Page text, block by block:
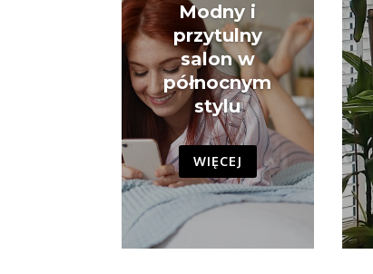
Modny i
przytulny
salon w
północnym
stylu
WIĘCEJ